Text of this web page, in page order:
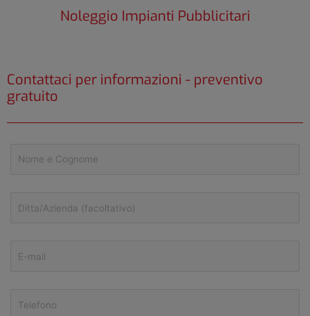
Noleggio Impianti Pubblicitari
Contattaci per informazioni - preventivo
gratuito